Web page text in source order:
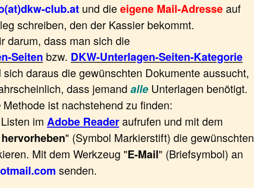
club.at und die eigene Mail-Adresse auf
schreiben, den der Kassier bekommt.
darum, dass man sich die
Seiten bzw. DKW-Unterlagen-Seiten-Kategorie
sich daraus die gewünschten Dokumente aussucht,
dass jemand alle Unterlagen benötigt.
Methode ist nachstehend zu finden:
im Adobe Reader aufrufen und mit dem
" (Symbol Markierstift) die gewünschten
Mit dem Werkzeug "E-Mail" (Briefsymbol) an
senden.